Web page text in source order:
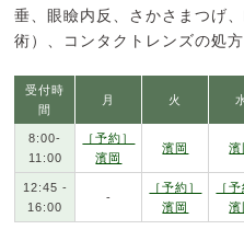
垂、眼瞼内反、さかさまつげ
術）、コンタクトレンズの処
受付時
間
月 火
8:00-
11:00
［予約］
濱岡
濱岡 濱
12:45 -
16:00
-
［予約］
濱岡
［
濱